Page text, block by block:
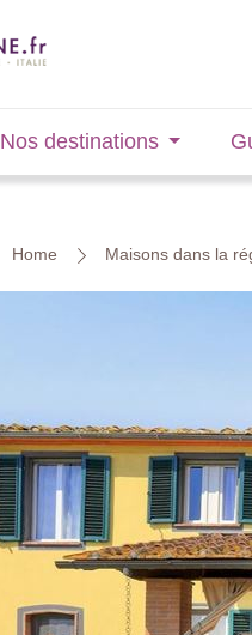
Nos destinations
Home Maisons dans la